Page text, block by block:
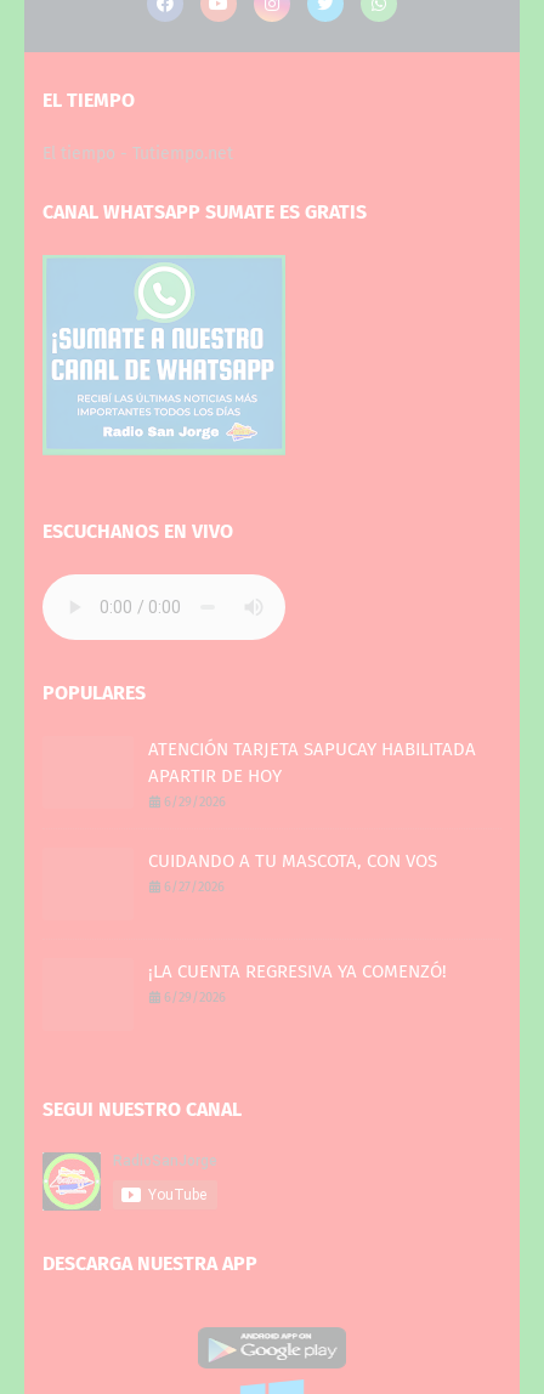
EL TIEMPO
El tiempo - Tutiempo.net
CANAL WHATSAPP SUMATE ES GRATIS
ESCUCHANOS EN VIVO
POPULARES
ATENCIÓN TARJETA SAPUCAY HABILITADA
APARTIR DE HOY
6/29/2026
CUIDANDO A TU MASCOTA, CON VOS
6/27/2026
¡LA CUENTA REGRESIVA YA COMENZÓ!
6/29/2026
SEGUI NUESTRO CANAL
DESCARGA NUESTRA APP